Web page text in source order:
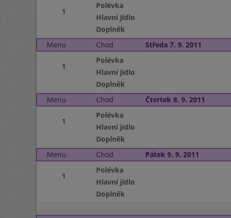
1
Polévka
Hlavní jídlo
Doplněk
Menu
Chod Středa 7. 9. 2011
1
Polévka
Hlavní jídlo
Doplněk
Menu
Chod Čtvrtek 8. 9. 2011
1
Polévka
Hlavní jídlo
Doplněk
Menu
Chod Pátek 9. 9. 2011
1
Polévka
Hlavní jídlo
Doplněk